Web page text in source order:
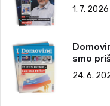
1. 7.
smo
24. 6.